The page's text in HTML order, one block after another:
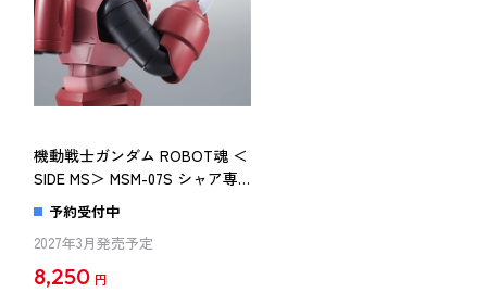
機動戦士ガンダム ROBOT魂 ＜
SIDE MS＞ MSM-07S シャア専用
ズゴック ver. A.N.I.M.E.（再販版）
予約受付中
2027年3月発売予定
8,250 円